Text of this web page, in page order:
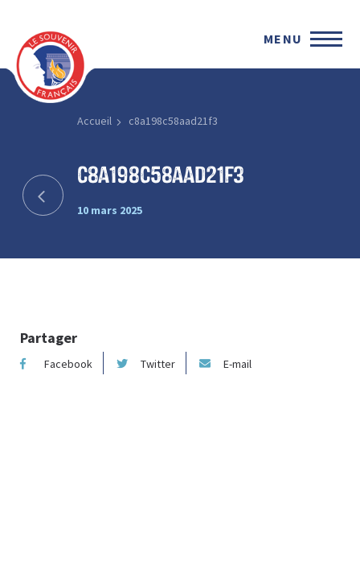
MENU
Accueil c8a198c58aad21f3
c8a198c58aad21f3
10 mars 2025
Partager
Facebook Twitter E-mail